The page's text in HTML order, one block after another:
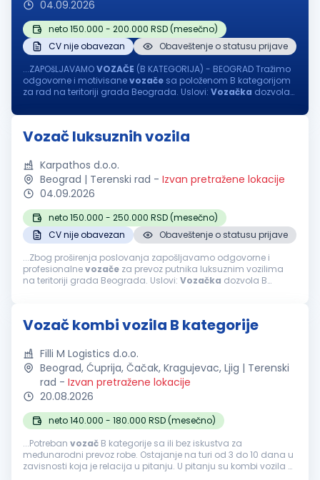
04.09.2026
neto 150.000 - 200.000 RSD (mesečno)
CV nije obavezan
Obaveštenje o statusu prijave
...ZAPOšLJAVAMOVOZAČE (B KATEGORIJA) - BEOGRAD Tražimo
odgovorne i motivisanevozače sa položenom B kategorijom
za rad na teritoriji grada Beograda. Uslovi: Vozačka dozvola
prema poslu Nudimo...
Vozač luksuznih vozila
Karpathos d.o.o.
Beograd | Terenski rad - Izvan pretražene lokacije
04.09.2026
neto 150.000 - 250.000 RSD (mesečno)
CV nije obavezan
Obaveštenje o statusu prijave
...Zbog proširenja poslovanja zapošljavamo odgovorne i
profesionalnevozače za prevoz putnika luksuznim vozilima
na teritoriji grada Beograda. Uslovi: Vozačka dozvola B
Vozač kombi vozila B kategorije
Filli M Logistics d.o.o.
Beograd, Ćuprija, Čačak, Kragujevac, Ljig | Terenski
rad - Izvan pretražene lokacije
20.08.2026
neto 140.000 - 180.000 RSD (mesečno)
...Potreban vozač B kategorije sa ili bez iskustva za
međunarodni prevoz robe. Ostajanje na turi od 3 do 10 dana u
zavisnosti koja je relacija u pitanju. U pitanju su kombi vozila B